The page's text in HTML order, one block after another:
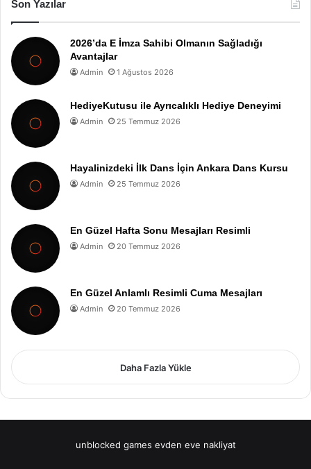
Son Yazılar
2026’da E İmza Sahibi Olmanın Sağladığı
Avantajlar
Admin 1 Ağustos 2026
HediyeKutusu ile Ayrıcalıklı Hediye Deneyimi
Admin 25 Temmuz 2026
Hayalinizdeki İlk Dans İçin Ankara Dans Kursu
Admin 25 Temmuz 2026
En Güzel Hafta Sonu Mesajları Resimli
Admin 20 Temmuz 2026
En Güzel Anlamlı Resimli Cuma Mesajları
Admin 20 Temmuz 2026
Daha Fazla Yükle
unblocked games evden eve nakliyat